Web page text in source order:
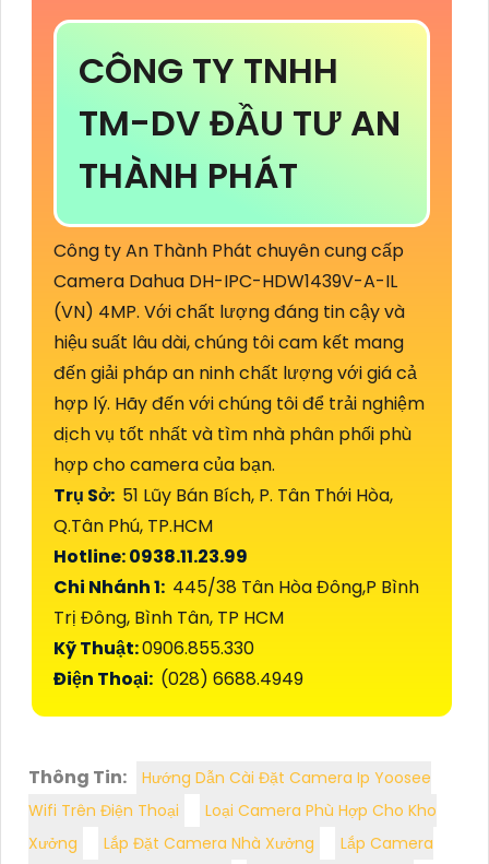
CÔNG TY TNHH
TM-DV ĐẦU TƯ AN
THÀNH PHÁT
Công ty An Thành Phát chuyên cung cấp
Camera Dahua DH-IPC-HDW1439V-A-IL
(VN) 4MP. Với chất lượng đáng tin cậy và
hiệu suất lâu dài, chúng tôi cam kết mang
đến giải pháp an ninh chất lượng với giá cả
hợp lý. Hãy đến với chúng tôi để trải nghiệm
dịch vụ tốt nhất và tìm nhà phân phối phù
hợp cho camera của bạn.
Trụ Sở: 51 Lũy Bán Bích, P. Tân Thới Hòa,
Q.Tân Phú, TP.HCM
Hotline: 0938.11.23.99
Chi Nhánh 1: 445/38 Tân Hòa Đông,P Bình
Trị Đông, Bình Tân, TP HCM
Kỹ Thuật:0906.855.330
Điện Thoại: (028) 6688.4949
Thông Tin:
Hướng Dẫn Cài Đặt Camera Ip Yoosee
Wifi Trên Điện Thoại
Loại Camera Phù Hợp Cho Kho
Xưởng
Lắp Đặt Camera Nhà Xưởng
Lắp Camera